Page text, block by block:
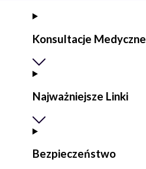
Konsultacje Medyczne
Najważniejsze Linki
Bezpieczeństwo